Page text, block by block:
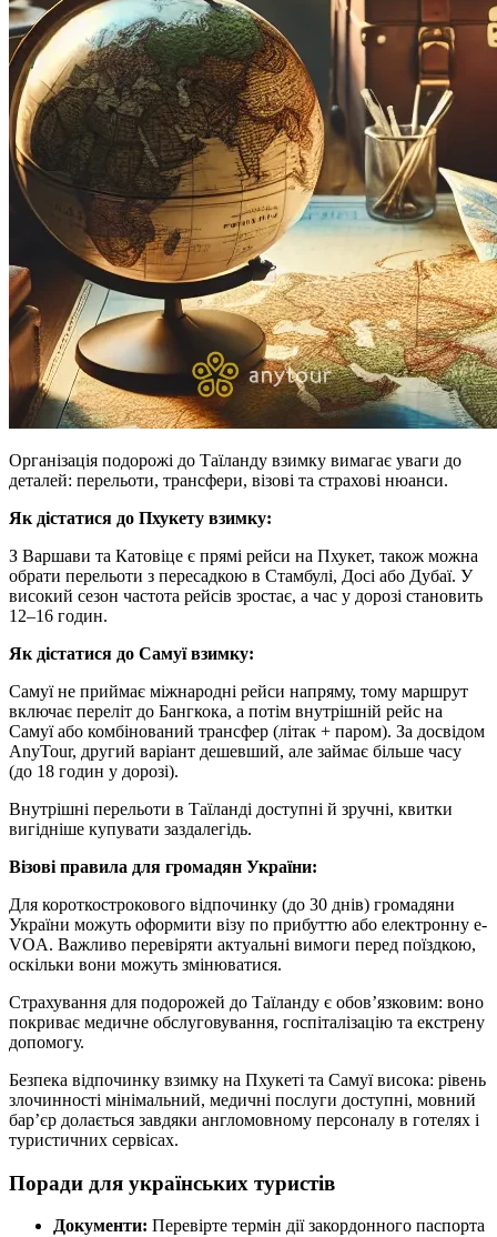
Організація подорожі до Таїланду взимку вимагає уваги до
деталей: перельоти, трансфери, візові та страхові нюанси.
Як дістатися до Пхукету взимку:
З Варшави та Катовіце є прямі рейси на Пхукет, також можна
обрати перельоти з пересадкою в Стамбулі, Досі або Дубаї. У
високий сезон частота рейсів зростає, а час у дорозі становить
12–16 годин.
Як дістатися до Самуї взимку:
Самуї не приймає міжнародні рейси напряму, тому маршрут
включає переліт до Бангкока, а потім внутрішній рейс на
Самуї або комбінований трансфер (літак + паром). За досвідом
AnyTour, другий варіант дешевший, але займає більше часу
(до 18 годин у дорозі).
Внутрішні перельоти в Таїланді доступні й зручні, квитки
вигідніше купувати заздалегідь.
Візові правила для громадян України:
Для короткострокового відпочинку (до 30 днів) громадяни
України можуть оформити візу по прибуттю або електронну e-
VOA. Важливо перевіряти актуальні вимоги перед поїздкою,
оскільки вони можуть змінюватися.
Страхування для подорожей до Таїланду є обов’язковим: воно
покриває медичне обслуговування, госпіталізацію та екстрену
допомогу.
Безпека відпочинку взимку на Пхукеті та Самуї висока: рівень
злочинності мінімальний, медичні послуги доступні, мовний
бар’єр долається завдяки англомовному персоналу в готелях і
туристичних сервісах.
Поради для українських туристів
Документи: Перевірте термін дії закордонного паспорта